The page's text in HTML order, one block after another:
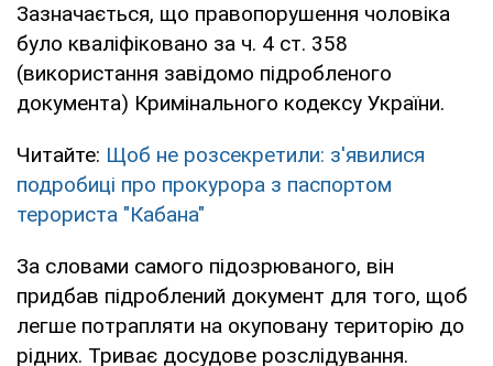
Зазначається, що правопорушення чоловіка
було кваліфіковано за ч. 4 ст. 358
(використання завідомо підробленого
документа) Кримінального кодексу України.
Читайте: Щоб не розсекретили: з'явилися
подробиці про прокурора з паспортом
терориста "Кабана"
За словами самого підозрюваного, він
придбав підроблений документ для того, щоб
легше потрапляти на окуповану територію до
рідних. Триває досудове розслідування.